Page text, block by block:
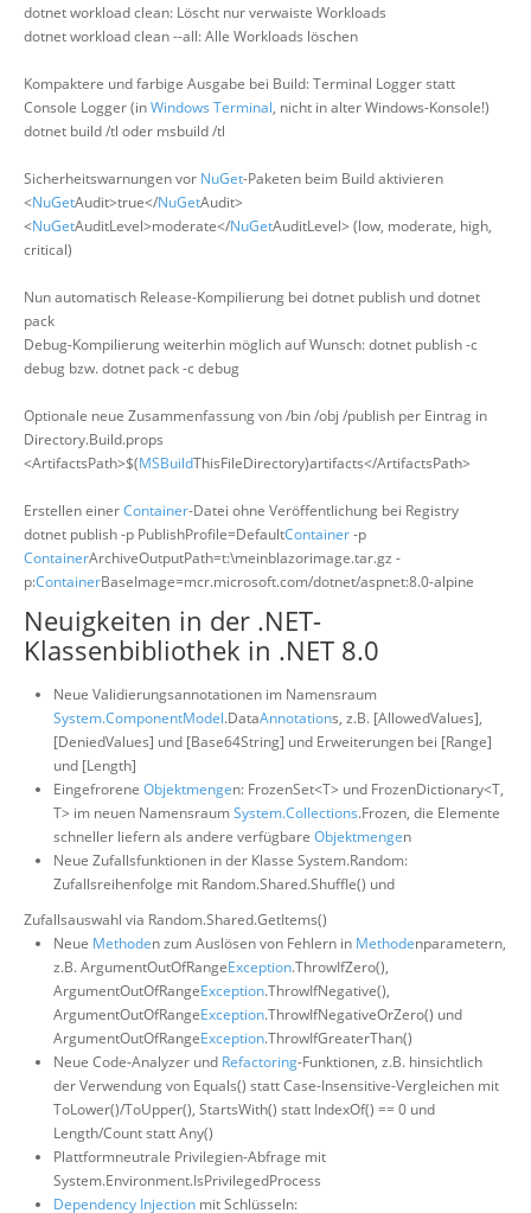
dotnet workload clean: Löscht nur verwaiste Workloads
dotnet workload clean --all: Alle Workloads löschen
Kompaktere und farbige Ausgabe bei Build: Terminal Logger statt
Console Logger (inWindows Terminal, nicht in alter Windows-Konsole!)
dotnet build /tl oder msbuild /tl
Sicherheitswarnungen vor NuGet-Paketen beim Build aktivieren
<NuGetAudit>true</NuGetAudit>
<NuGetAuditLevel>moderate</NuGetAuditLevel> (low, moderate, high,
critical)
Nun automatisch Release-Kompilierung bei dotnet publish und dotnet
pack
Debug-Kompilierung weiterhin möglich auf Wunsch: dotnet publish -c
debug bzw. dotnet pack -c debug
Optionale neue Zusammenfassung von /bin /obj /publish per Eintrag in
Directory.Build.props
<ArtifactsPath>$(MSBuildThisFileDirectory)artifacts</ArtifactsPath>
Erstellen einerContainer-Datei ohne Veröffentlichung bei Registry
dotnet publish -p PublishProfile=DefaultContainer-p
ContainerArchiveOutputPath=t:\meinblazorimage.tar.gz -
p:ContainerBaseImage=mcr.microsoft.com/dotnet/aspnet:8.0-alpine
Neuigkeiten in der .NET-
Klassenbibliothek in .NET 8.0
Neue Validierungsannotationen im Namensraum
System.ComponentModel.DataAnnotations, z.B. [AllowedValues],
[DeniedValues] und [Base64String] und Erweiterungen bei [Range]
und [Length]
Eingefrorene Objektmengen: FrozenSet<T> und FrozenDictionary<T,
T> im neuen NamensraumSystem.Collections.Frozen, die Elemente
schneller liefern als andere verfügbare Objektmengen
Neue Zufallsfunktionen in der Klasse System.Random:
Zufallsreihenfolge mit Random.Shared.Shuffle() und
Zufallsauswahl via Random.Shared.GetItems()
Neue Methoden zum Auslösen von Fehlern in Methodenparametern,
z.B. ArgumentOutOfRangeException.ThrowIfZero(),
ArgumentOutOfRangeException.ThrowIfNegative(),
ArgumentOutOfRangeException.ThrowIfNegativeOrZero() und
ArgumentOutOfRangeException.ThrowIfGreaterThan()
Neue Code-Analyzer und Refactoring-Funktionen, z.B. hinsichtlich
der Verwendung von Equals() statt Case-Insensitive-Vergleichen mit
ToLower()/ToUpper(), StartsWith() statt IndexOf() == 0 und
Length/Count statt Any()
Plattformneutrale Privilegien-Abfrage mit
System.Environment.IsPrivilegedProcess
Dependency Injection mit Schlüsseln: